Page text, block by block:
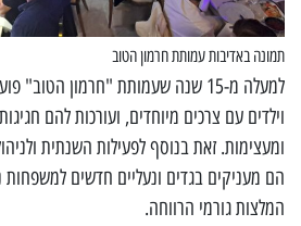
תמונה באדיבות עמותת חרמון הטוב
למעלה מ-15 שנה שעמותת "חרמון
וילדים עם צרכים מיוחדים, ועורכות להם
ומעצימות. זאת בנוסף לפעילות השנתית
הם מעניקים בגדים ונעליים חדשים למשפחות
המלצות גורמי הרווחה.